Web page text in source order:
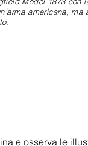
americana,
e osserva le